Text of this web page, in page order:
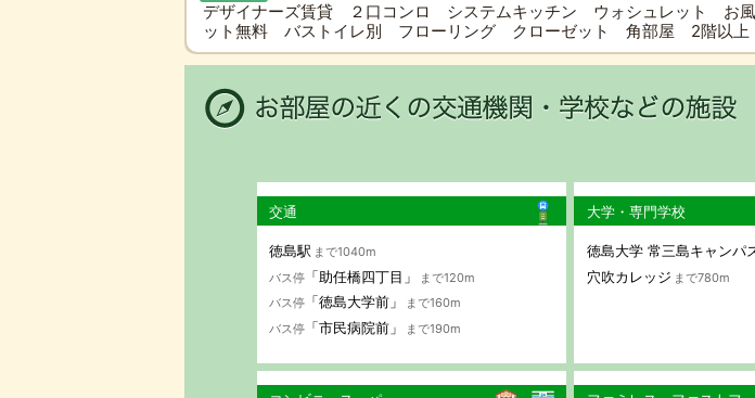
デザイナーズ賃貸 ２口コンロ システムキッチン ウォシュレット
ット無料 バストイレ別 フローリング クローゼット 角部屋 2階
交通
徳島駅 まで1040m
バス停 「助任橋四丁目」
まで120m
バス停 「徳島大学前」
まで160m
バス停 「市民病院前」 まで190m
大学・専門学校
徳島大学 常三島キャンパ
穴吹カレッジ まで780m